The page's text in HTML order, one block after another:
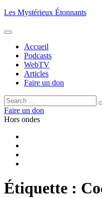
Aller
contenu
Les Mystérieux Étonnants
Accueil
Podcasts
WebTV
Articles
Faire un don
Rechercher :
Faire un don
Hors ondes
Étiquette :